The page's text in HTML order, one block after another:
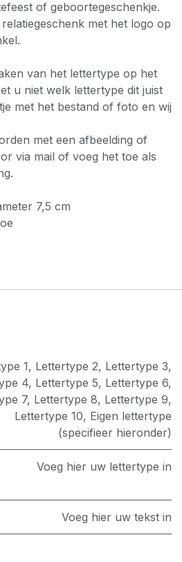
of geboortegeschenkje.
met het logo op
van het lettertype op het
u niet welk lettertype dit juist
met het bestand of foto en wij
met een afbeelding of
via mail of voeg het toe als
7,5 cm
1, Lettertype 2, Lettertype 3,
4, Lettertype 5, Lettertype 6,
7, Lettertype 8, Lettertype 9,
Lettertype 10, Eigen lettertype
(specifieer hieronder)
Voeg hier uw lettertype in
Voeg hier uw tekst in